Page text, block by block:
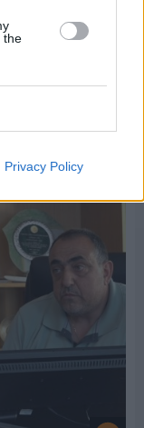
the
Privacy Policy
οδούς του